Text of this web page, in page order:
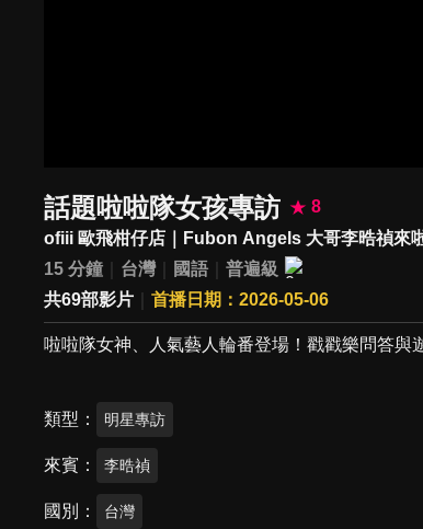
話題啦啦隊女孩專訪
8
ofiii 歐飛柑仔店｜Fubon Angels 大哥李晧禎來
15 分鐘
台灣 國語
普遍級
共69部影片
首播日期：2026-05-06
啦啦隊女神、人氣藝人輪番登場！戳戳樂問答與
類型 明星專訪
來賓 李晧禎
國別 台灣